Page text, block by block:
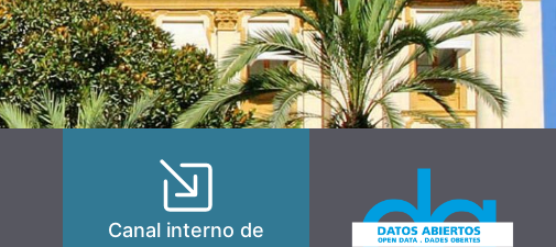
Canal interno de